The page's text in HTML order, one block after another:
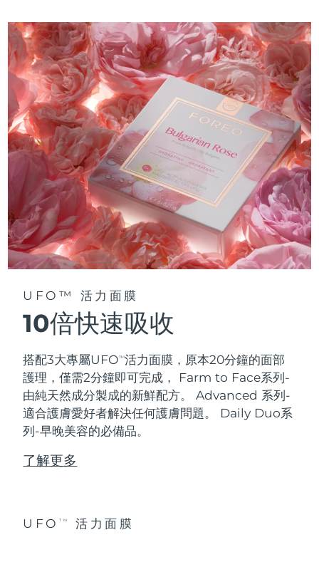
UFO™ 活力面膜
10倍快速吸收
搭配3大專屬UFOTM活力面膜，原本20分鐘的面部
護理，僅需2分鐘即可完成，
Farm to Face系列-
由純天然成分製成的新鮮配方。 Advanced 系列-
適合護膚愛好者解決任何護膚問題。 Daily Duo系
列-早晚美容的必備品。
了解更多
UFO TM 活力面膜